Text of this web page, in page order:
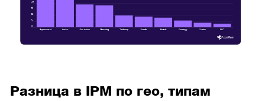
Разница в IPM по гео, типам